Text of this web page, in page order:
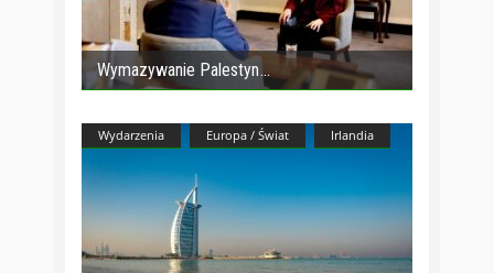
Wymazywanie Palestyn
Wydarzenia Europa / Świat Irlandia